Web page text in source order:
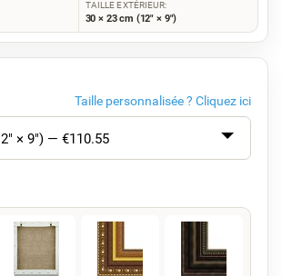
TAILLE EXTÉRIEUR:
30 × 23 cm (12" × 9")
Taille personnalisée ? Cliquez ici
× 9") — €110.55